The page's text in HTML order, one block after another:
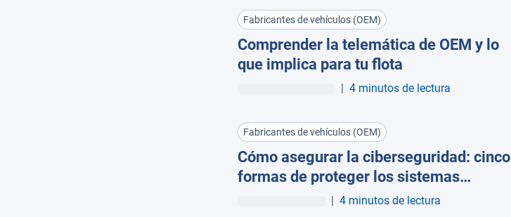
Fabricantes de vehículos (OEM)
Comprender la telemática de OEM y lo
que implica para tu flota
| 4 minutos de lectura
Fabricantes de vehículos (OEM)
Cómo asegurar la ciberseguridad: cinco
formas de proteger los sistemas
telemáticos para OEM
| 4 minutos de lectura